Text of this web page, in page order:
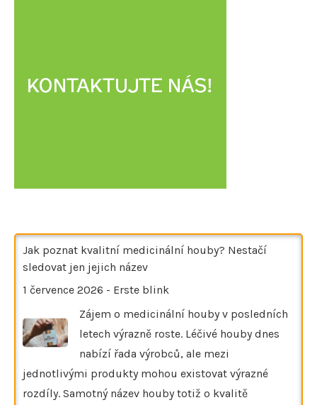
Jak poznat kvalitní medicinální houby? Nestačí
sledovat jen jejich název
1 července 2026 - Erste blink
Zájem o medicinální houby v posledních
letech výrazně roste. Léčivé houby dnes
nabízí řada výrobců, ale mezi
jednotlivými produkty mohou existovat výrazné
rozdíly. Samotný název houby totiž o kvalitě